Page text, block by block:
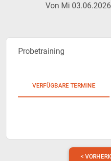
Von Mi
Probetraining
VERFÜGBARE TERMINE
<